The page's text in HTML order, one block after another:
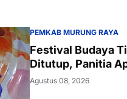
PEMKAB MURUNG RAYA
Festival Budaya
Ditutup, Panitia
Agustus 08, 2026